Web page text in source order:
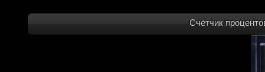
не смыслят в
не допустит,
Счётчик